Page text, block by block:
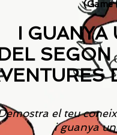
(Game
I GUANYA
el teu
i guanya